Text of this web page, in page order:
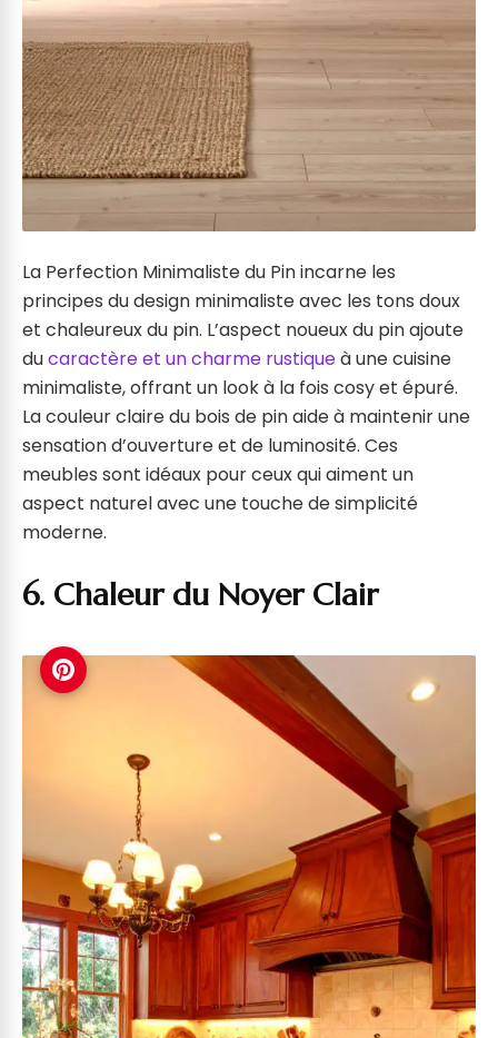
La Perfection Minimaliste du Pin incarne les
principes du design minimaliste avec les tons doux
et chaleureux du pin. L’aspect noueux du pin ajoute
ducaractère et un charme rustiqueà une cuisine
minimaliste, offrant un look à la fois cosy et épuré.
La couleur claire du bois de pin aide à maintenir une
sensation d’ouverture et de luminosité. Ces
meubles sont idéaux pour ceux qui aiment un
aspect naturel avec une touche de simplicité
moderne.
6. Chaleur du Noyer Clair